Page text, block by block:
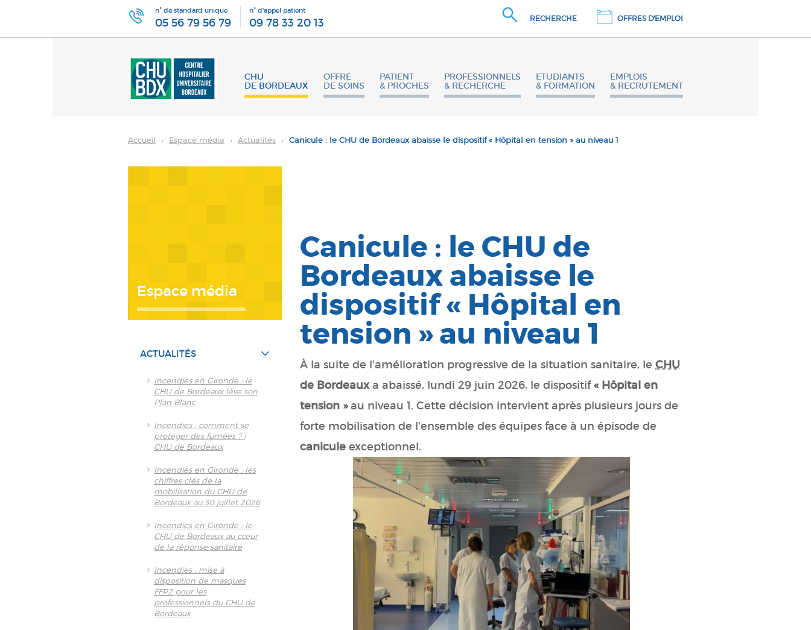
n° de standard unique
05 56 79 56 79
n° d'appel patient
09 78 33 20 13 RECHERCHE OFFRES D'EMPLOI
CHU
DE BORDEAUX
OFFRE
DE SOINS
PATIENT
& PROCHES
PROFESSIONNELS
& RECHERCHE
ETUDIANTS
& FORMATION
EMPLOIS
& RECRUTEMENT
Accueil › Espace média › Actualités › Canicule : le CHU de Bordeaux abaisse le dispositif « Hôpital en tension » au niveau 1
Espace média
ACTUALITÉS
Incendies en Gironde : le
CHU de Bordeaux lève son
Plan Blanc
Incendies : comment se
protéger des fumées ? |
CHU de Bordeaux
Incendies en Gironde : les
chiffres clés de la
mobilisation du CHU de
Bordeaux au 30 juillet 2026
Incendies en Gironde : le
CHU de Bordeaux au cœur
de la réponse sanitaire
Incendies : mise à
disposition de masques
FFP2 pour les
professionnels du CHU de
Bordeaux
Canicule : le CHU de
Bordeaux abaisse le
dispositif « Hôpital en
tension » au niveau 1
À la suite de l'amélioration progressive de la situation sanitaire, le CHU
de Bordeauxa abaissé, lundi 29 juin 2026, le dispositif« Hôpital en
tension »au niveau 1. Cette décision intervient après plusieurs jours de
forte mobilisation de l'ensemble des équipes face à un épisode de
canicule exceptionnel.